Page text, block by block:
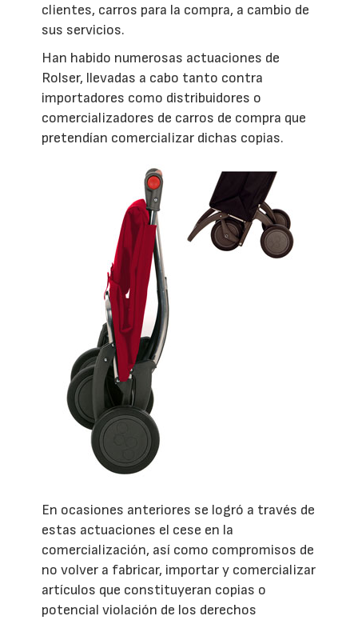
clientes, carros para la compra, a cambio de
sus servicios.
Han habido numerosas actuaciones de
Rolser, llevadas a cabo tanto contra
importadores como distribuidores o
comercializadores de carros de compra que
pretendían comercializar dichas copias.
En ocasiones anteriores se logró a través de
estas actuaciones el cese en la
comercialización, así como compromisos de
no volver a fabricar, importar y comercializar
artículos que constituyeran copias o
potencial violación de los derechos